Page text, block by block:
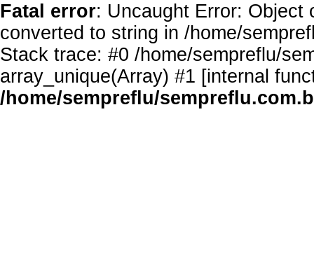
Fatal error: Uncaught Error: Object
converted to string in /home/
Stack trace: #0 /home/sempreflu/
array_unique(Array) #1 [internal
/home/sempreflu/